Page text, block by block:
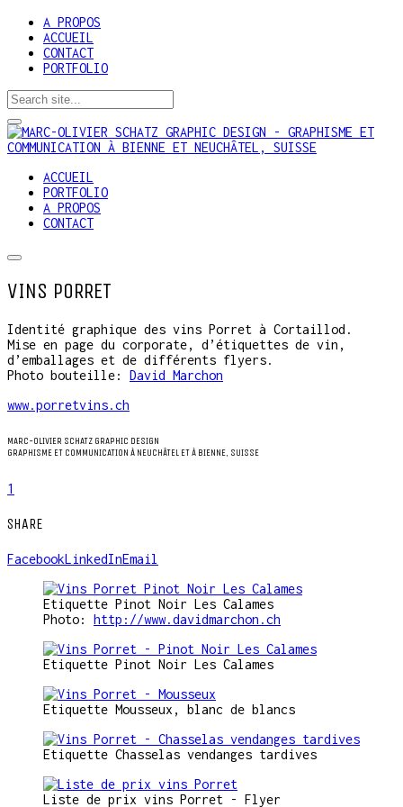
A PROPOS
ACCUEIL
CONTACT
PORTFOLIO
ACCUEIL
PORTFOLIO
A PROPOS
CONTACT
VINS PORRET
Identité graphique des vins Porret à Cortaillod.
Mise en page du corporate, d’étiquettes de vin,
d’emballages et de différents flyers.
Photo bouteille: David Marchon
www.porretvins.ch
MARC-OLIVIER SCHATZ GRAPHIC DESIGN
GRAPHISME ET COMMUNICATION À NEUCHÂTEL ET À BIENNE, SUISSE
1
SHARE
FacebookLinkedInEmail
Etiquette Pinot Noir Les Calames
Photo: http://www.davidmarchon.ch
Etiquette Pinot Noir Les Calames
Etiquette Mousseux, blanc de blancs
Etiquette Chasselas vendanges tardives
Liste de prix vins Porret - Flyer